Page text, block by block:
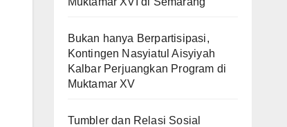
Bukan hanya Berpartisipasi,
Kontingen Nasyiatul Aisyiyah
Kalbar Perjuangkan Program di
Muktamar XV
Tumbler dan Relasi Sosial